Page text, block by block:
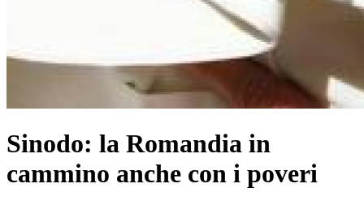
Sinodo: la Romandia in
cammino anche con i poveri